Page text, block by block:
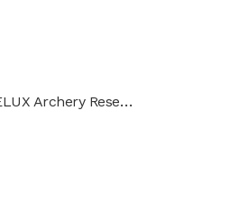
Balleta Cobra R9 DELUX Archery Research